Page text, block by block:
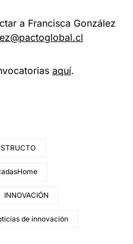
a Francisca González
aquí.
INNOVACIÓN
de innovación